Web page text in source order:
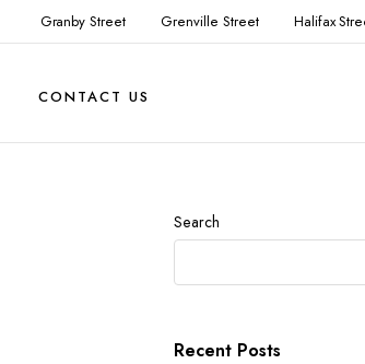
Granby Street Grenville Street Halifax
CONTACT US
Search
Recent Posts